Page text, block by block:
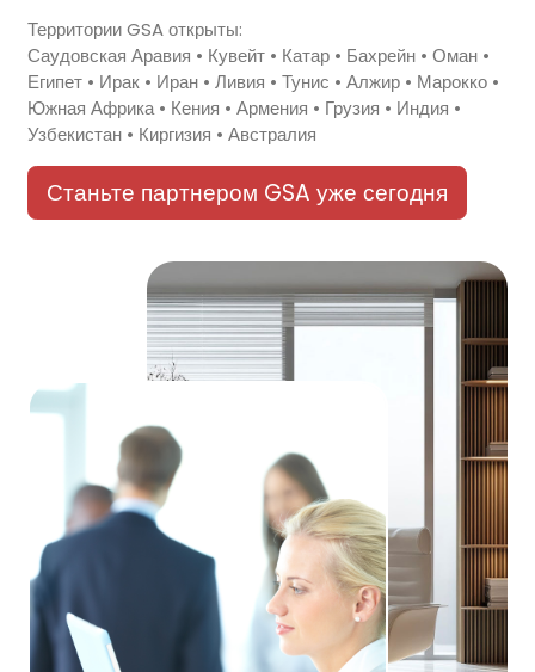
Территории GSA открыты:
Саудовская Аравия • Кувейт • Катар • Бахрейн • Оман •
Египет • Ирак • Иран • Ливия • Тунис • Алжир • Марокко •
Южная Африка • Кения • Армения • Грузия • Индия •
Узбекистан • Киргизия • Австралия
Станьте партнером GSA уже сегодня